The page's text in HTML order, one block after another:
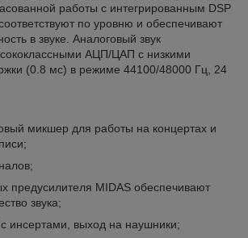
работы с интегрированным DSP
по уровню и обеспечивают
в звуке. Аналоговый звук
АЦП/ЦАП с низкими
(0.8 мс) в режиме 44100/48000 Гц, 24
микшер для работы на концертах и
предусилителя MIDAS обеспечивают
звука;
инсертами, выход на наушники;